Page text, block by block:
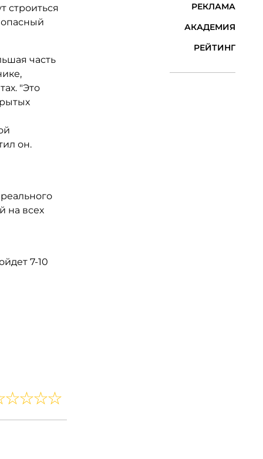
строиться
часть
"Это
он.
на всех
7-10
РЕКЛАМА
АКАДЕМИЯ
РЕЙТИНГ